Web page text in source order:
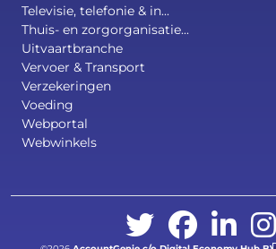
Televisie, telefonie & in...
Thuis- en zorgorganisatie...
Uitvaartbranche
Vervoer & Transport
Verzekeringen
Voeding
Webportal
Webwinkels